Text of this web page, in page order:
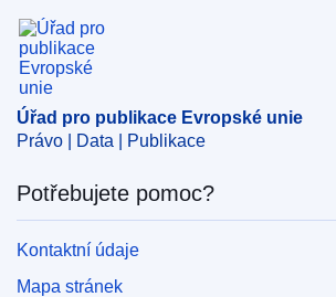
Úřad pro publikace Evropské unie
Úřad pro publikace Evropské unie
Právo | Data | Publikace
Potřebujete pomoc?
Kontaktní údaje
Mapa stránek